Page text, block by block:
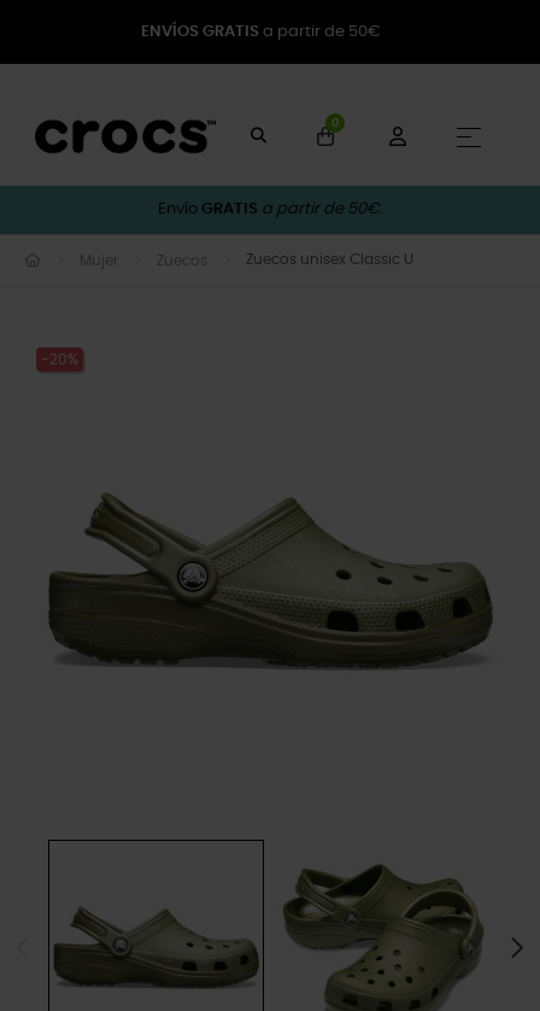
ENVÍOS GRATIS a partir de 50€
0
☰
Envío GRATIS a partir de 50€.
Mujer Zuecos Zuecos unisex Classic U
-20%